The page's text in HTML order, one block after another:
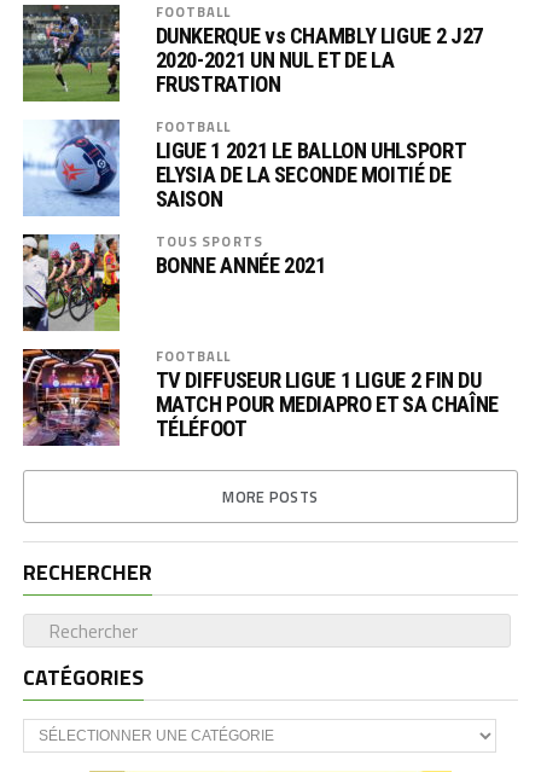
FOOTBALL
DUNKERQUE vs CHAMBLY LIGUE 2 J27
2020-2021 UN NUL ET DE LA
FRUSTRATION
FOOTBALL
LIGUE 1 2021 LE BALLON UHLSPORT
ELYSIA DE LA SECONDE MOITIÉ DE
SAISON
TOUS SPORTS
BONNE ANNÉE 2021
FOOTBALL
TV DIFFUSEUR LIGUE 1 LIGUE 2 FIN DU
MATCH POUR MEDIAPRO ET SA CHAÎNE
TÉLÉFOOT
MORE POSTS
RECHERCHER
CATÉGORIES
CATÉGORIES